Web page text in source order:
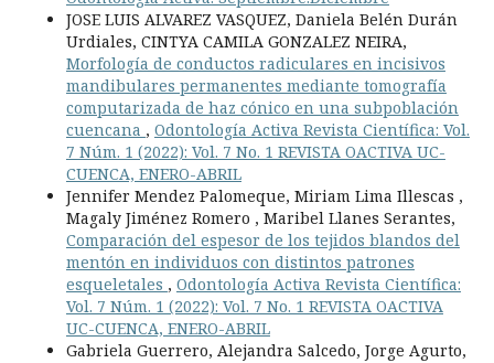
JOSE LUIS ALVAREZ VASQUEZ, Daniela Belén Durán
Urdiales, CINTYA CAMILA GONZALEZ NEIRA,
Morfología de conductos radiculares en incisivos
mandibulares permanentes mediante tomografía
computarizada de haz cónico en una subpoblación
cuencana , Odontología Activa Revista Científica: Vol.
7 Núm. 1 (2022): Vol. 7 No. 1 REVISTA OACTIVA UC-
CUENCA, ENERO-ABRIL
Jennifer Mendez Palomeque, Miriam Lima Illescas ,
Magaly Jiménez Romero , Maribel Llanes Serantes,
Comparación del espesor de los tejidos blandos del
mentón en individuos con distintos patrones
esqueletales , Odontología Activa Revista Científica:
Vol. 7 Núm. 1 (2022): Vol. 7 No. 1 REVISTA OACTIVA
UC-CUENCA, ENERO-ABRIL
Gabriela Guerrero, Alejandra Salcedo, Jorge Agurto,